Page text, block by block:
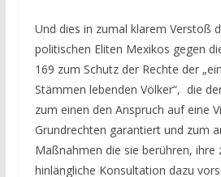
Und dies in zumal klarem Verstoß
politischen Eliten Mexikos gegen
169 zum Schutz der Rechte der
Stämmen lebenden Völker“, die
zum einen den Anspruch auf eine
Grundrechten garantiert und zum
Maßnahmen die sie berühren, ihre
hinlängliche Konsultation dazu